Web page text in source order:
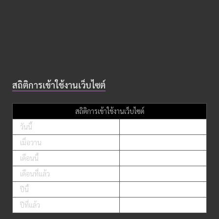
สถิติการเข้าใช้งานเว็บไซต์
สถิติการเข้าใช้งานเว็บไซต์
วันนี้
เมื่อวาน
เดือนนี้
เดือนที่แล้ว
ปีนี้
ปีที่แล้ว